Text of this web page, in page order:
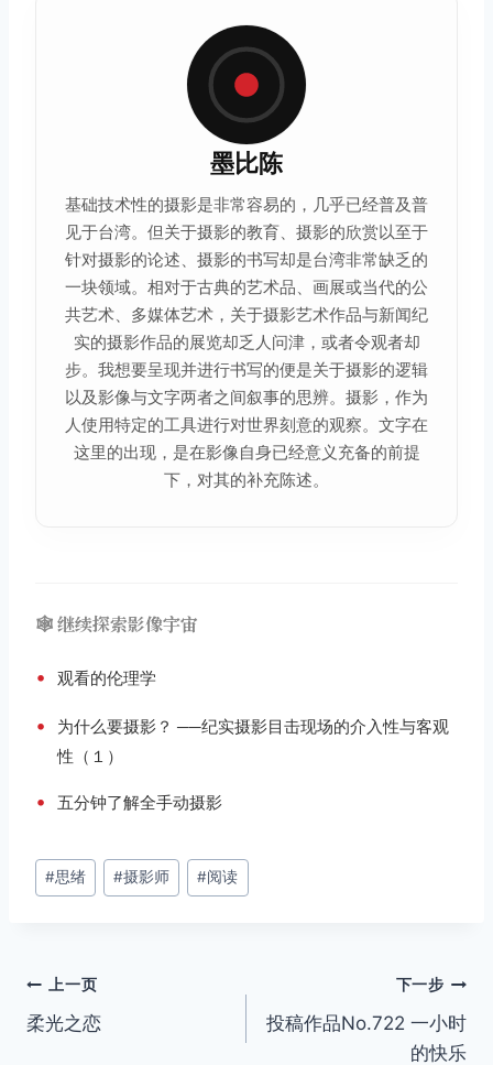
墨比陈
基础技术性的摄影是非常容易的，几乎已经普及普
见于台湾。但关于摄影的教育、摄影的欣赏以至于
针对摄影的论述、摄影的书写却是台湾非常缺乏的
一块领域。相对于古典的艺术品、画展或当代的公
共艺术、多媒体艺术，关于摄影艺术作品与新闻纪
实的摄影作品的展览却乏人问津，或者令观者却
步。我想要呈现并进行书写的便是关于摄影的逻辑
以及影像与文字两者之间叙事的思辨。摄影，作为
人使用特定的工具进行对世界刻意的观察。文字在
这里的出现，是在影像自身已经意义充备的前提
下，对其的补充陈述。
🕸️ 继续探索影像宇宙
• 观看的伦理学
•
为什么要摄影？ ──纪实摄影目击现场的介入性与客观
性（１）
• 五分钟了解全手动摄影
文
章
#思绪 #摄影师 #阅读
文
章
上一页
柔光之恋
下一步
投稿作品No.722 一小时
的快乐